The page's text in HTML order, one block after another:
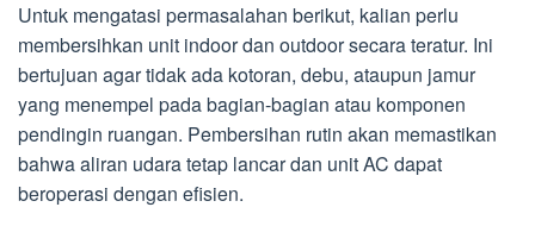
Untuk mengatasi permasalahan berikut, kalian perlu
membersihkan unit indoor dan outdoor secara teratur. Ini
bertujuan agar tidak ada kotoran, debu, ataupun jamur
yang menempel pada bagian-bagian atau komponen
pendingin ruangan. Pembersihan rutin akan memastikan
bahwa aliran udara tetap lancar dan unit AC dapat
beroperasi dengan efisien.